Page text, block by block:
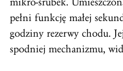
pełni funkcję małej
godziny rezerwy chodu.
spodniej mechanizmu,